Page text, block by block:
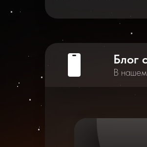
Блог
В